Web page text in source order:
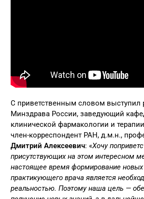
С приветственным словом
Минздрава России, заведующий
клинической фармакологии и
член-корреспондент РАН, д.м.н.,
Дмитрий Алексеевич: «Хочу
присутствующих на этом интересном
настоящее время формирование
практикующего врача является
реальностью. Поэтому наша цель —